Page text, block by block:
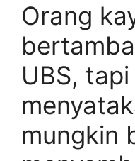
Orang
UBS,
mungkin